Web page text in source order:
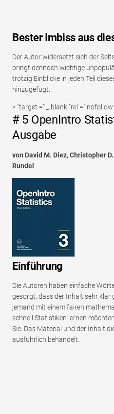
Bester Imbiss aus
Der Autor widersetzt sich der
bringt dennoch wichtige
trotzig Einblicke in jeden Teil
hinzugefügt.
> "target =" _ blank "rel =" nofollow
# 5 OpenIntro
Ausgabe
von David M. Diez, Christopher
Rundel
Einführung
Die Autoren haben einfache
gesorgt, dass der Inhalt sehr klar
jemand mit einem fairen
schnell Statistiken lernen
Sie. Das Material und der Inhalt
ausführlich behandelt.